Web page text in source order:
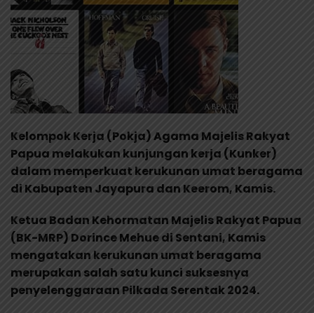
Kelompok Kerja (Pokja) Agama Majelis Rakyat
Papua melakukan kunjungan kerja (Kunker)
dalam memperkuat kerukunan umat beragama
di Kabupaten Jayapura dan Keerom, Kamis.
Ketua Badan Kehormatan Majelis Rakyat Papua
(BK-MRP) Dorince Mehue di Sentani, Kamis
mengatakan kerukunan umat beragama
merupakan salah satu kunci suksesnya
penyelenggaraan Pilkada Serentak 2024.